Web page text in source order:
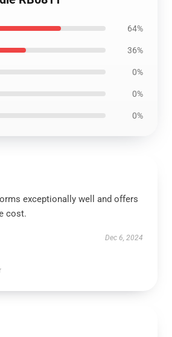
64%
36%
0%
0%
0%
exceptionally well and offers
cost.
Dec 6, 2024